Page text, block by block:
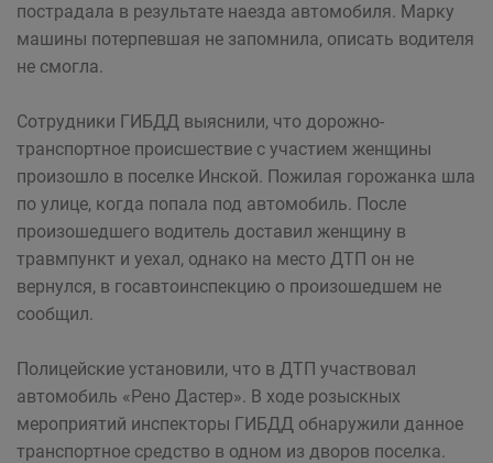
пострадала в результате наезда автомобиля. Марку
машины потерпевшая не запомнила, описать водителя
не смогла.
Сотрудники ГИБДД выяснили, что дорожно-
транспортное происшествие с участием женщины
произошло в поселке Инской. Пожилая горожанка шла
по улице, когда попала под автомобиль. После
произошедшего водитель доставил женщину в
травмпункт и уехал, однако на место ДТП он не
вернулся, в госавтоинспекцию о произошедшем не
сообщил.
Полицейские установили, что в ДТП участвовал
автомобиль «Рено Дастер». В ходе розыскных
мероприятий инспекторы ГИБДД обнаружили данное
транспортное средство в одном из дворов поселка.